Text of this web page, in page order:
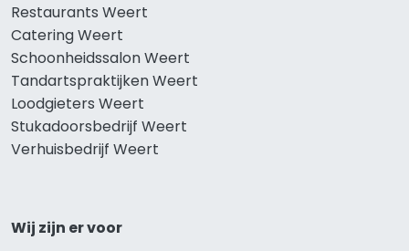
Restaurants Weert
Catering Weert
Schoonheidssalon Weert
Tandartspraktijken Weert
Loodgieters Weert
Stukadoorsbedrijf Weert
Verhuisbedrijf Weert
Wij zijn er voor